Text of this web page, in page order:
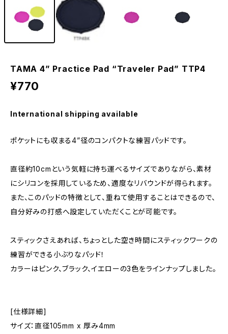
TAMA 4” Practice Pad “Traveler Pad” TTP4
¥770
International shipping available
ポケットにも収まる4”径のコンパクトな練習パッドです。
直径約10cmという気軽に持ち運べるサイズでありながら、素材
にシリコンを採用しているため、適度なリバウンドが得られます。
また、このパッドの特徴として、重ねて使用することはできるので、
自分好みの打感へ設定していただくことが可能です。
スティックさえあれば、ちょっとした空き時間にスティックワークの
練習ができる小ぶりなパッド！
カラーはピンク、ブラック、イエローの3色をラインナップしました。
[仕様詳細]
サイズ：直径105mm x 厚み4mm